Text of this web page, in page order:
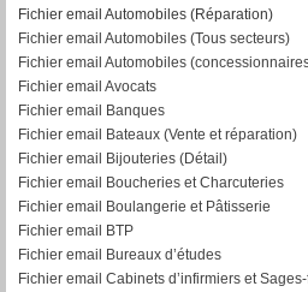
Fichier email Automobiles (Réparation)
Fichier email Automobiles (Tous secteurs)
Fichier email Automobiles
Fichier email Avocats
Fichier email Banques
Fichier email Bateaux (Vente et réparation)
Fichier email Bijouteries (Détail)
Fichier email Boucheries et Charcuteries
Fichier email Boulangerie et Pâtisserie
Fichier email BTP
Fichier email Bureaux d’études
Fichier email Cabinets d’infirmiers et